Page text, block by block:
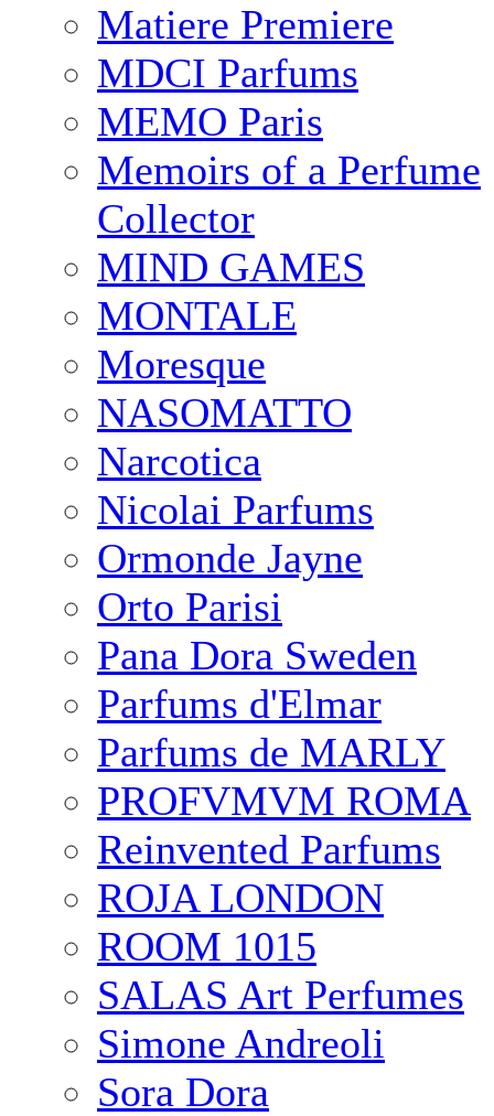
Matiere Premiere
MDCI Parfums
MEMO Paris
Memoirs of a Perfume
Collector
MIND GAMES
MONTALE
Moresque
NASOMATTO
Narcotica
Nicolai Parfums
Ormonde Jayne
Orto Parisi
Pana Dora Sweden
Parfums d'Elmar
Parfums de MARLY
PROFVMVM ROMA
Reinvented Parfums
ROJA LONDON
ROOM 1015
SALAS Art Perfumes
Simone Andreoli
Sora Dora